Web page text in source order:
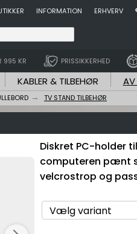
INFORMATION ERHVERV
995 KR PRISSIKKERHED
KABLER & TILBEHØR
TV STAND TILBEHØR
Diskret PC-holder
computeren pænt
velcrostrop og